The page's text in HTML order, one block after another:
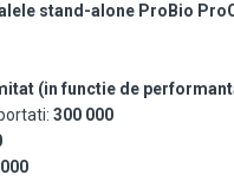
stand-alone ProBio
(in functie de
300 000